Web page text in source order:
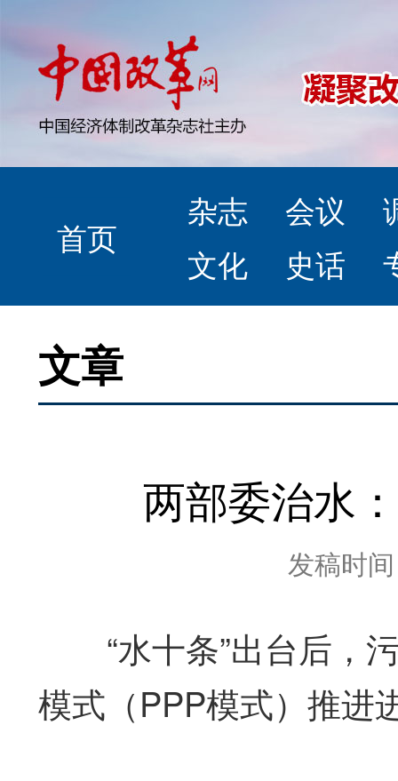
首页
杂志 会议
文化
史话
文章
两部委治水
发稿时
“水十条”出台后，
模式（PPP模式）推进